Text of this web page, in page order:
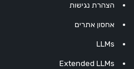
הצהרת נגישות
אחסון אתרים
LLMs
Extended LLMs